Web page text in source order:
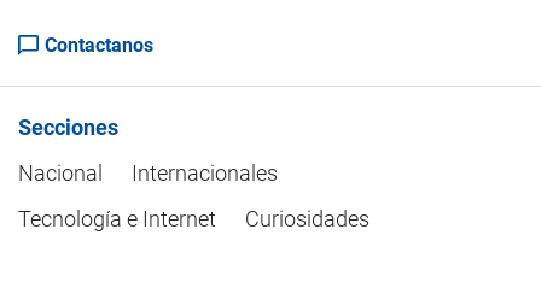
Contactanos
Secciones
Nacional
Internacionales
Tecnología e Internet
Curiosidades